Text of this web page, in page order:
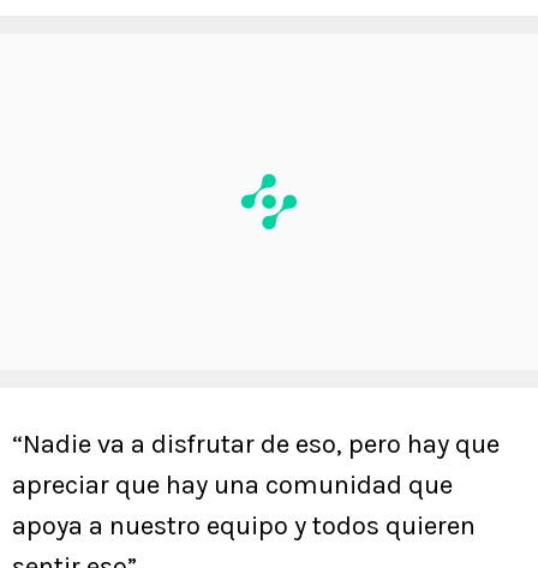
“Nadie va a disfrutar de eso, pero hay que
apreciar que hay una comunidad que
apoya a nuestro equipo y todos quieren